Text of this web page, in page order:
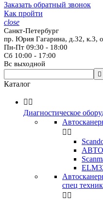
Заказать обратный звонок
Как пройти
close
Санкт-Петербург
пр. Юрия Гагарина, д.32, к.3,
Пн-Пт 09:30 - 18:00
Сб 10:00 - 17:00
Вс выходной

Каталог
 
Диагностическое
 
спец
 